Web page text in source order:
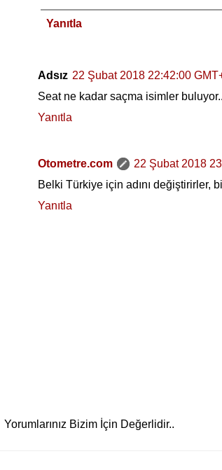
Yanıtla
Adsız 22 Şubat 2018 22:42:00
Seat ne kadar saçma isimler
Yanıtla
Otometre.com
22 Şubat 2018
Belki Türkiye için adını değiştirirler,
Yanıtla
Yorumlarınız Bizim İçin Değerlidir..